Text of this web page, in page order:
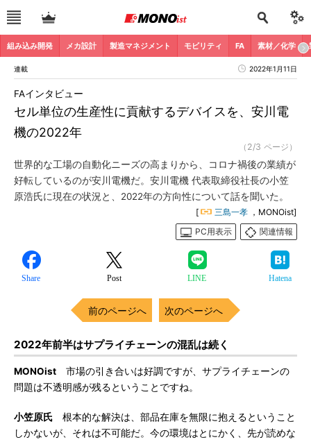
組み込み開発 メカ設計 製造マネジメント モビリティ FA 素材／化学
連載 2022年1月11日
セル単位の生産性に貢献するデバイスを、安川電
機の2022年
FAインタビュー
（2/3 ページ）
世界的な工場の自動化ニーズの高まりから、コロナ禍後の業績が
好転しているのが安川電機だ。安川電機 代表取締役社長の小笠
原浩氏に現在の状況と、2022年の方向性について話を聞いた。
[ 三島一孝 ，MONOist]
PC用表示
関連情報
Share Post LINE Hatena
前のページへ 次のページへ
2022年前半はサプライチェーンの混乱は続く
MONOist 市場の引き合いは好調ですが、サプライチェーンの
問題は不透明感が残るということですね。
小笠原氏 根本的な解決は、部品在庫を無限に抱えるということ
しかないが、それは不可能だ。今の環境はとにかく、先が読めな